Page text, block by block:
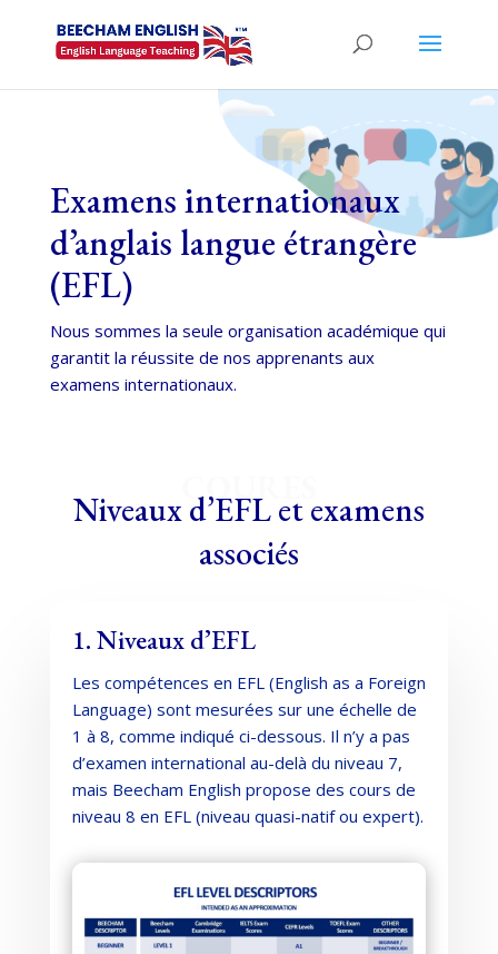
Examens internationaux
d’anglais langue étrangère
(EFL)
Nous sommes la seule organisation académique qui
garantit la réussite de nos apprenants aux
examens internationaux.
COURES
Niveaux d’EFL et examens
associés
1. Niveaux d’EFL
Les compétences en EFL (English as a Foreign
Language) sont mesurées sur une échelle de
1 à 8, comme indiqué ci-dessous. Il n’y a pas
d’examen international au-delà du niveau 7,
mais Beecham English propose des cours de
niveau 8 en EFL (niveau quasi-natif ou expert).